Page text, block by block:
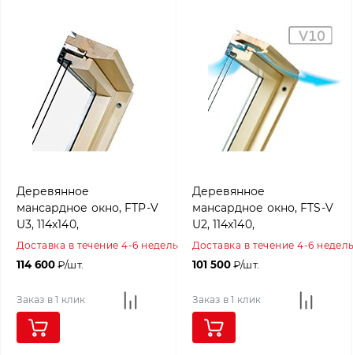
Деревянное
мансардное окно, FTP-V
U3, 114x140,
Среднеповоротное
открывание, Fakro
Доставка в течение 4-6 недель
114 600₽/шт.
Заказ в 1 клик
Деревянное
мансардное окно, FTS-V
U2, 114x140,
Среднеповоротное
открывание, Fakro
Доставка в течение 4-6
101 500₽/шт.
Заказ в 1 клик